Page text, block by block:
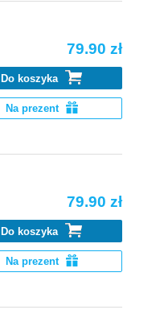
79.90 zł
Do koszyka
Na prezent
79.90 zł
Do koszyka
Na prezent